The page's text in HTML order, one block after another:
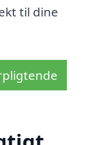
til dine